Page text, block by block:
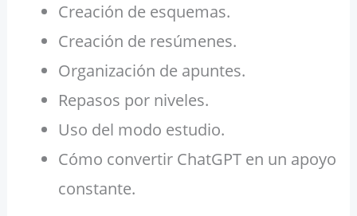
Creación de esquemas.
Creación de resúmenes.
Organización de apuntes.
Repasos por niveles.
Uso del modo estudio.
Cómo convertir ChatGPT en un apoyo
constante.